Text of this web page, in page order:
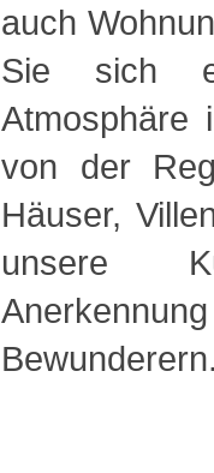
auch
Sie sich
Atmosphäre
von der
Häuser,
unsere